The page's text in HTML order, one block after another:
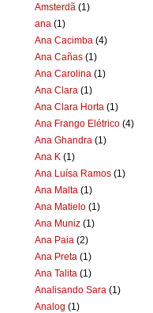
Amsterdã (1)
ana (1)
Ana Cacimba (4)
Ana Cañas (1)
Ana Carolina (1)
Ana Clara (1)
Ana Clara Horta (1)
Ana Frango Elétrico (4)
Ana Ghandra (1)
Ana K (1)
Ana Luísa Ramos (1)
Ana Malta (1)
Ana Matielo (1)
Ana Muniz (1)
Ana Paia (2)
Ana Preta (1)
Ana Talita (1)
Analisando Sara (1)
Analog (1)